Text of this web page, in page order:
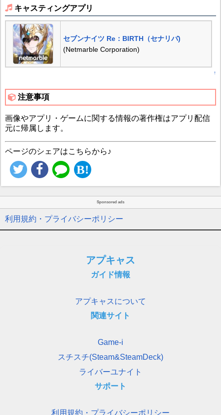
キャスティングアプリ
セブンナイツ Re：BIRTH（セナリバ)
(Netmarble Corporation)
↑
注意事項
画像やアプリ・ゲームに関する情報の著作権はアプリ配信
元に帰属します。
ページのシェアはこちらから♪
Sponsored ads
利用規約・プライバシーポリシー
アプキャス
ガイド情報
アプキャスについて
関連サイト
Game-i
スチスチ(Steam&SteamDeck)
ライバーユナイト
サポート
利用規約・プライバシーポリシー